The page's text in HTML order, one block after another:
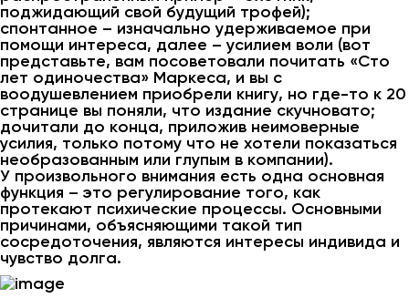
поджидающий свой будущий трофей);
спонтанное – изначально удерживаемое при
помощи интереса, далее – усилием воли (вот
представьте, вам посоветовали почитать «Сто
лет одиночества» Маркеса, и вы с
воодушевлением приобрели книгу, но где-то к 20
странице вы поняли, что издание скучновато;
дочитали до конца, приложив неимоверные
усилия, только потому что не хотели показаться
необразованным или глупым в компании).
У произвольного внимания есть одна основная
функция – это регулирование того, как
протекают психические процессы. Основными
причинами, объясняющими такой тип
сосредоточения, являются интересы индивида и
чувство долга.